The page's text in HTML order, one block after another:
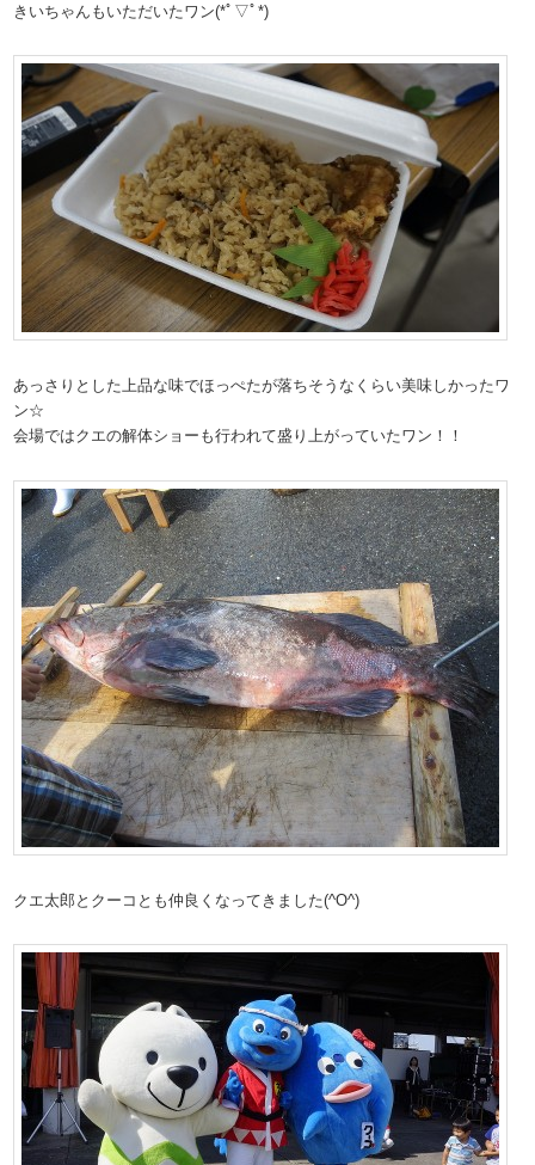
きいちゃんもいただいたワン(*ﾟ▽ﾟ*)
あっさりとした上品な味でほっぺたが落ちそうなくらい美味しかったワ
ン☆
会場ではクエの解体ショーも行われて盛り上がっていたワン！！
クエ太郎とクーコとも仲良くなってきました(^O^)